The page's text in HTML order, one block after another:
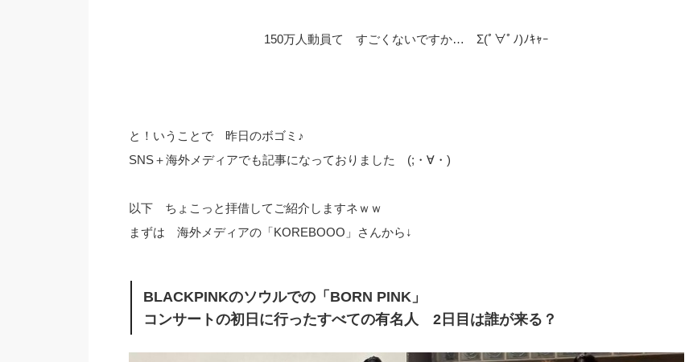
150万人動員て すごくないですか… Σ(ﾟ∀ﾟﾉ)ﾉｷｬｰ
と！いうことで 昨日のボゴミ♪
SNS＋海外メディアでも記事になっておりました (;・∀・)
以下 ちょこっと拝借してご紹介しますネｗｗ
まずは 海外メディアの「KOREBOOO」さんから↓
BLACKPINKのソウルでの「BORN PINK」
コンサートの初日に行ったすべての有名人 2日目は誰が来る？